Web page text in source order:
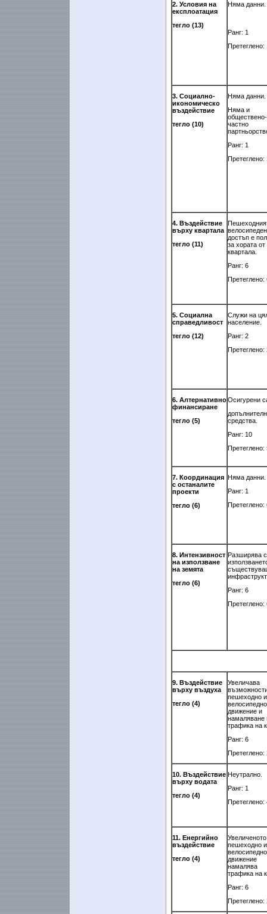
2. Условия на
експлоатация
тегло (13)
Няма данни.
Ранг: 1
Претеглено:
3. Социално-
икономическо
въздействие
тегло (10)
Няма данни.
Няма и
обществено-
частно
Ранг: 1
Претеглено:
4. Въздействие
върху квартала
тегло (11)
велосипеден
достъп е
за хората от
квартала.
Ранг: 6
Претеглено:
5. Социална
справедливост
тегло (12)
Служи на
население.
Ранг: 2
Претеглено:
6. Алтернативно
финансиране
тегло (5)
Осигурени
средства.
Ранг: 10
Претеглено:
7. Координация
с останалите
проекти
тегло (6)
Няма данни.
Ранг: 1
Претеглено:
8. Интензивност
на използване
на земята
тегло (6)
Разширява
Ранг: 6
Претеглено:
9. Въздействие
върху въздуха
тегло (4)
Увеличава
пешеходно и
велосипедно
движение и
намаляване
трафика на
Ранг: 6
Претеглено:
10. Въздействие
върху водата
тегло (4)
Неутрално.
Ранг: 1
Претеглено:
11. Енергийно
въздействие
тегло (4)
Увеличеното
пешеходно и
велосипедно
движение
намалява
трафика на
Ранг: 6
Претеглено: